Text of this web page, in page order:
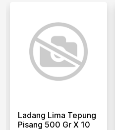
Ladang Lima Tepung
Pisang 500 Gr X 10